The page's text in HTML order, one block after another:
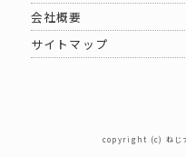
会社概要
サイトマップ
copyright (c) ね